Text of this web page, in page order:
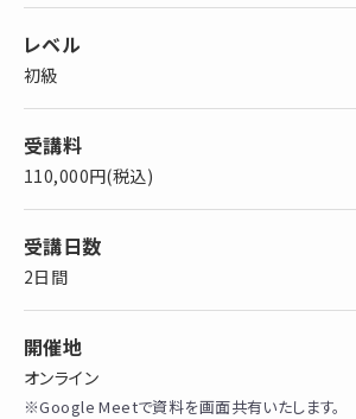
レベル
初級
受講料
110,000円(税込)
受講日数
2日間
開催地
オンライン
※Google Meetで資料を画面共有いたします。